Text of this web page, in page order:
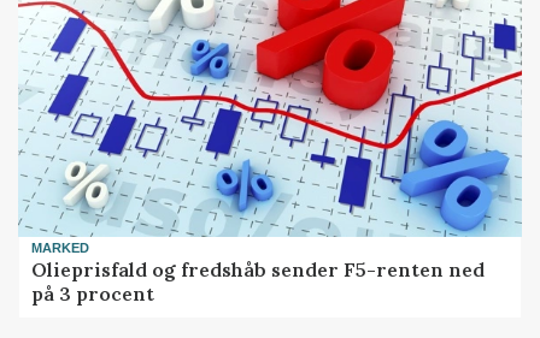
MARKED
Olieprisfald og fredshåb sender F5-renten ned
på 3 procent